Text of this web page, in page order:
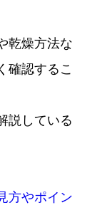
乾燥方法な
確認するこ
説している
方やポイン